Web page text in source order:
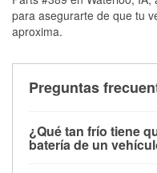
para asegurarte de que tu
aproxima.
Preguntas
¿Qué tan frío tiene
batería de un